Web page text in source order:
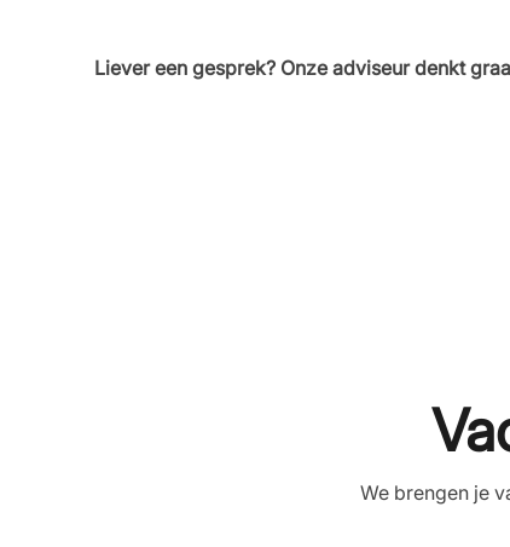
Liever een gesprek? Onze adviseur denkt
We brengen je